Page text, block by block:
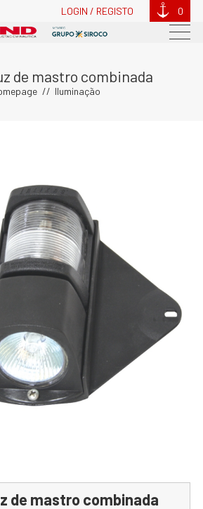
LOGIN / REGISTO 0
de mastro combinada
Iluminação
de mastro combinada